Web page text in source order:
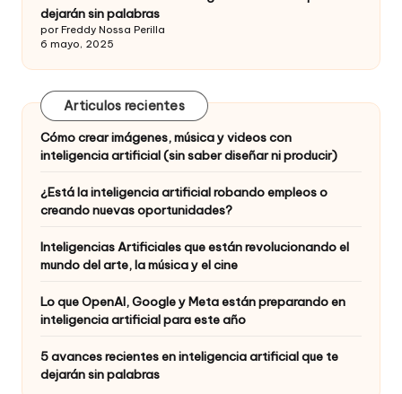
dejarán sin palabras
por Freddy Nossa Perilla
6 mayo, 2025
Articulos recientes
Cómo crear imágenes, música y videos con
inteligencia artificial (sin saber diseñar ni producir)
¿Está la inteligencia artificial robando empleos o
creando nuevas oportunidades?
Inteligencias Artificiales que están revolucionando el
mundo del arte, la música y el cine
Lo que OpenAI, Google y Meta están preparando en
inteligencia artificial para este año
5 avances recientes en inteligencia artificial que te
dejarán sin palabras